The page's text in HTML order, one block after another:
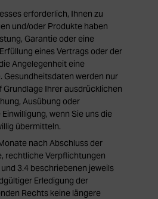
erforderlich, Ihnen zu
und/oder Produkte haben
Garantie oder eine
eines Vertrags oder der
Angelegenheit eine
Gesundheitsdaten werden nur
Ihrer ausdrücklichen
Ausübung oder
wenn Sie uns die
übermitteln.
nach Abschluss der
rechtliche Verpflichtungen
3.4 beschriebenen jeweils
Erledigung der
Rechts keine längere